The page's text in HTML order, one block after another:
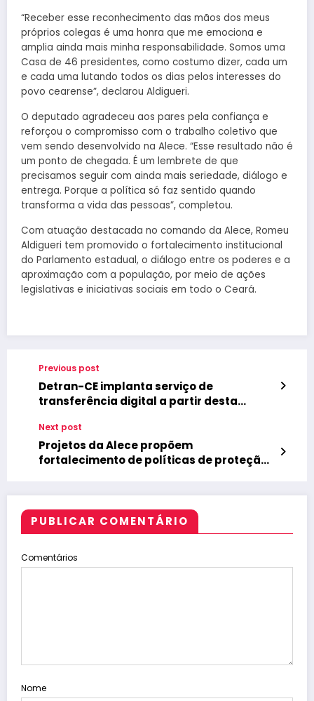
“Receber esse reconhecimento das mãos dos meus
próprios colegas é uma honra que me emociona e
amplia ainda mais minha responsabilidade. Somos uma
Casa de 46 presidentes, como costumo dizer, cada um
e cada uma lutando todos os dias pelos interesses do
povo cearense”, declarou Aldigueri.
O deputado agradeceu aos pares pela confiança e
reforçou o compromisso com o trabalho coletivo que
vem sendo desenvolvido na Alece. “Esse resultado não é
um ponto de chegada. É um lembrete de que
precisamos seguir com ainda mais seriedade, diálogo e
entrega. Porque a política só faz sentido quando
transforma a vida das pessoas”, completou.
Com atuação destacada no comando da Alece, Romeu
Aldigueri tem promovido o fortalecimento institucional
do Parlamento estadual, o diálogo entre os poderes e a
aproximação com a população, por meio de ações
legislativas e iniciativas sociais em todo o Ceará.
Previous post
Detran-CE implanta serviço de
transferência digital a partir desta
Next post
Projetos da Alece propõem
fortalecimento de políticas de proteção
PUBLICAR COMENTÁRIO
Comentários
Nome